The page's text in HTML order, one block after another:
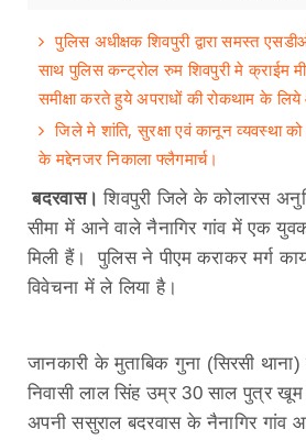
पुलिस अधीक्षक शिवपुरी द्वारा समस्त
साथ पुलिस कन्ट्रोल रुम शिवपुरी मे क्राईम
समीक्षा करते हुये अपराधों की रोकथाम के
जिले मे शांति, सुरक्षा एवं कानून व्यवस्था
के मद्देनजर निकाला फ्लैगमार्च।
बदरवास।शिवपुरी जिले के कोलारस
सीमा में आने वाले नैनागिर गांव में एक
मिली हैं। पुलिस ने पीएम कराकर मर्ग
विवेचना में ले लिया है।
जानकारी के मुताबिक गुना (सिरसी थाना)
निवासी लाल सिंह उम्र 30 साल पुत्र खूम
अपनी ससुराल बदरवास के नैनागिर गांव